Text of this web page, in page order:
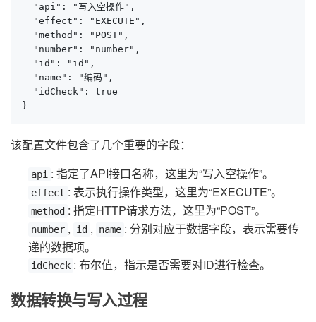
  "api": "写入空操作",
  "effect": "EXECUTE",
  "method": "POST",
  "number": "number",
  "id": "id",
  "name": "编码",
  "idCheck": true
}
该配置文件包含了几个重要的字段：
api : 指定了API接口名称，这里为“写入空操作”。
effect : 表示执行操作类型，这里为“EXECUTE”。
method : 指定HTTP请求方法，这里为“POST”。
number , id , name : 分别对应于数据字段，表示需要传
递的数据项。
idCheck : 布尔值，指示是否需要对ID进行检查。
数据转换与写入过程